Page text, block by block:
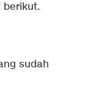
sudah